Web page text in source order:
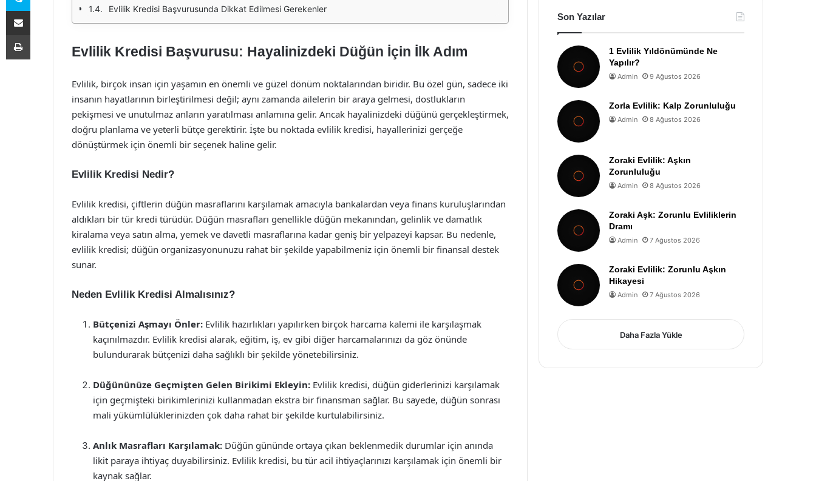
Evlilik Kredisi Başvurusunda Dikkat Edilmesi Gerekenler
Evlilik Kredisi Başvurusu: Hayalinizdeki Düğün İçin İlk Adım
Evlilik, birçok insan için yaşamın en önemli ve güzel dönüm noktalarından biridir. Bu özel gün, sadece iki
insanın hayatlarının birleştirilmesi değil; aynı zamanda ailelerin bir araya gelmesi, dostlukların
pekişmesi ve unutulmaz anların yaratılması anlamına gelir. Ancak hayalinizdeki düğünü gerçekleştirmek,
doğru planlama ve yeterli bütçe gerektirir. İşte bu noktada evlilik kredisi, hayallerinizi gerçeğe
dönüştürmek için önemli bir seçenek haline gelir.
Evlilik Kredisi Nedir?
Evlilik kredisi, çiftlerin düğün masraflarını karşılamak amacıyla bankalardan veya finans kuruluşlarından
aldıkları bir tür kredi türüdür. Düğün masrafları genellikle düğün mekanından, gelinlik ve damatlık
kiralama veya satın alma, yemek ve davetli masraflarına kadar geniş bir yelpazeyi kapsar. Bu nedenle,
evlilik kredisi; düğün organizasyonunuzu rahat bir şekilde yapabilmeniz için önemli bir finansal destek
sunar.
Neden Evlilik Kredisi Almalısınız?
Bütçenizi Aşmayı Önler: Evlilik hazırlıkları yapılırken birçok harcama kalemi ile karşılaşmak
kaçınılmazdır. Evlilik kredisi alarak, eğitim, iş, ev gibi diğer harcamalarınızı da göz önünde
bulundurarak bütçenizi daha sağlıklı bir şekilde yönetebilirsiniz.
Düğününüze Geçmişten Gelen Birikimi Ekleyin: Evlilik kredisi, düğün giderlerinizi karşılamak
için geçmişteki birikimlerinizi kullanmadan ekstra bir finansman sağlar. Bu sayede, düğün sonrası
mali yükümlülüklerinizden çok daha rahat bir şekilde kurtulabilirsiniz.
Anlık Masrafları Karşılamak: Düğün gününde ortaya çıkan beklenmedik durumlar için anında
likit paraya ihtiyaç duyabilirsiniz. Evlilik kredisi, bu tür acil ihtiyaçlarınızı karşılamak için önemli bir
kaynak sağlar.
Son Yazılar
1 Evlilik Yıldönümünde Ne
Yapılır?
Admin 9 Ağustos 2026
Zorla Evlilik: Kalp Zorunluluğu
Admin 8 Ağustos 2026
Zoraki Evlilik: Aşkın
Zorunluluğu
Admin 8 Ağustos 2026
Zoraki Aşk: Zorunlu Evliliklerin
Dramı
Admin 7 Ağustos 2026
Zoraki Evlilik: Zorunlu Aşkın
Hikayesi
Admin 7 Ağustos 2026
Daha Fazla Yükle
E-Posta ile paylaş